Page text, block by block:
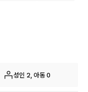
성인 2, 아동 0